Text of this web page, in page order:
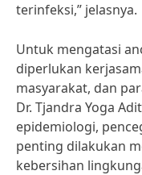
terinfeksi,” jelasnya.
Untuk mengatasi
diperlukan
masyarakat, dan
Dr. Tjandra Yoga
epidemiologi,
penting dilakukan
kebersihan